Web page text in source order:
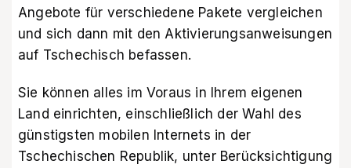
Angebote für verschiedene Pakete vergleichen
und sich dann mit den Aktivierungsanweisungen
auf Tschechisch befassen.
Sie können alles im Voraus in Ihrem eigenen
Land einrichten, einschließlich der Wahl des
günstigsten mobilen Internets in der
Tschechischen Republik, unter Berücksichtigung